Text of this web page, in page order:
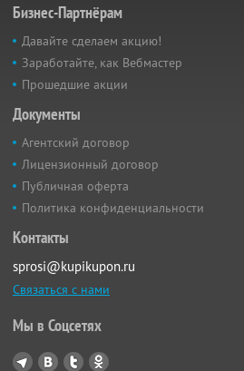
Бизнес-Партнёрам
Давайте сделаем акцию!
Заработайте, как Вебмастер
Прошедшие акции
Документы
Агентский договор
Лицензионный договор
Публичная оферта
Политика конфиденциальности
Контакты
sprosi@kupikupon.ru
Связаться с нами
Мы в Соцсетях